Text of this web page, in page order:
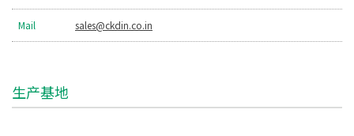
Mail sales@ckdin.co.in
生产基地